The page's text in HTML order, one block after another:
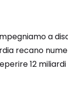
a
recano
12